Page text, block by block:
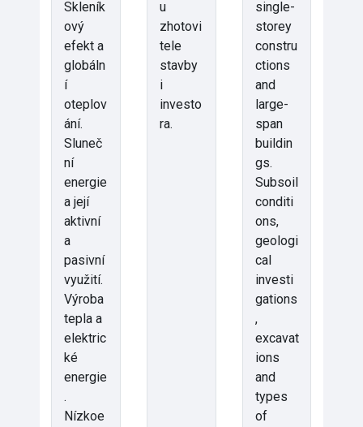
Skleník
ový
efekt a
globáln
í
oteplov
ání.
Sluneč
ní
energie
a její
aktivní
a
pasivní
využití.
Výroba
tepla a
elektric
ké
energie
.
Nízkoe
u
zhotovi
tele
stavby
i
investo
ra.
single-
storey
constru
ctions
and
large-
span
buildin
gs.
Subsoil
conditi
ons,
geologi
cal
investi
gations
,
excavat
ions
and
types
of